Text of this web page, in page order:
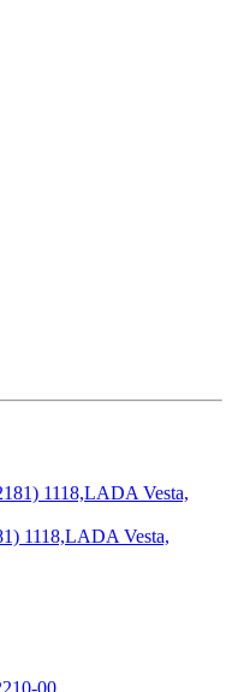
1118,LADA Vesta,